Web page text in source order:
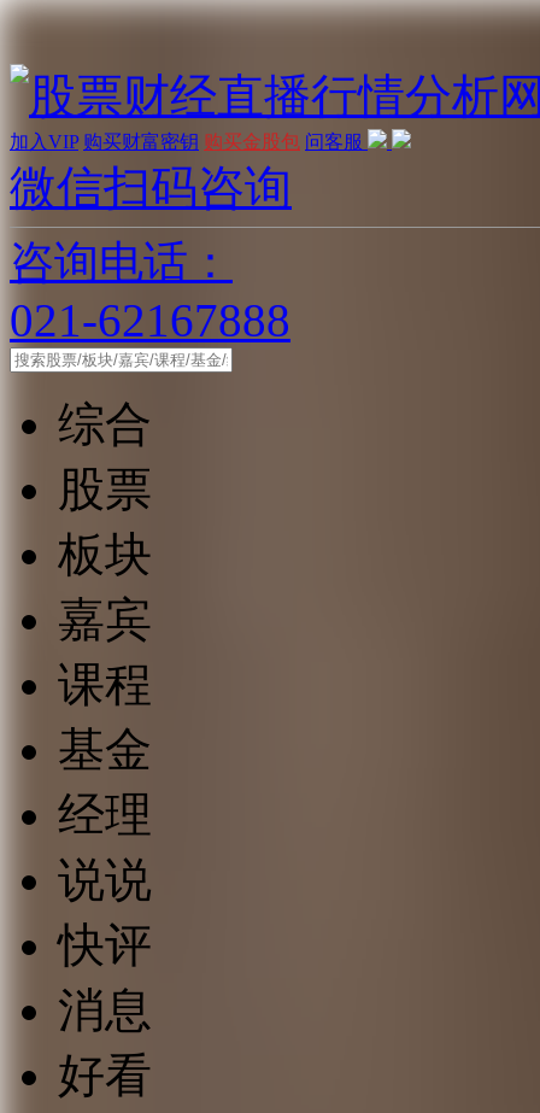
加入VIP 购买财富密钥 购买金股包 问客服
微信扫码咨询
咨询电话：
021-62167888
综合
股票
板块
嘉宾
课程
基金
经理
说说
快评
消息
好看